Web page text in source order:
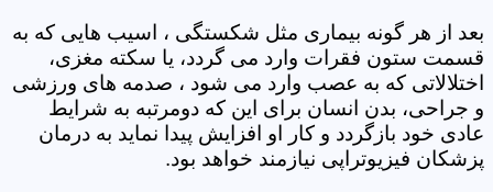
بعد از هر گونه بیماری مثل شکستگی ، اسیب هایی که به
قسمت ستون فقرات وارد می گردد، یا سکته مغزی،
اختلالاتی که به عصب وارد می شود ، صدمه های ورزشی
و جراحی، بدن انسان برای این که دومرتبه به شرایط
عادی خود بازگردد و کار او افزایش پیدا نماید به درمان
پزشکان فیزیوتراپی نیازمند خواهد بود.